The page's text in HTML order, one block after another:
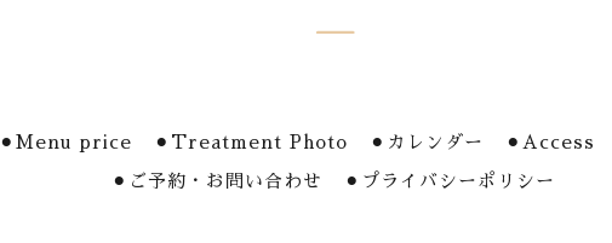
⚫︎Menu price ⚫︎Treatment Photo ⚫︎カレンダー ⚫︎Access
⚫︎ご予約・お問い合わせ ⚫︎プライバシーポリシー